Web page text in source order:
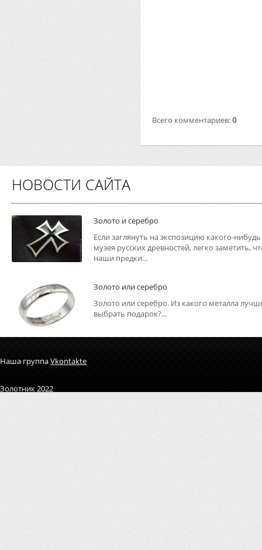
Всего комментариев:0
НОВОСТИ САЙТА
Золото и серебро
Если заглянуть на экспозицию какого-нибудь
музея русских древностей, легко заметить,
наши предки...
Золото или серебро
Золото или серебро. Из какого металла
выбрать подарок?...
Наша группаVkontakte
Золотник 2022